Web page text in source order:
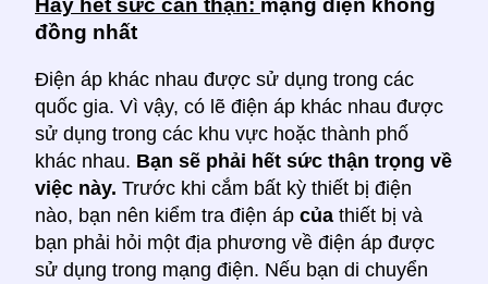
Hãy hết sức cẩn thận: mạng điện không
đồng nhất
Điện áp khác nhau được sử dụng trong các
quốc gia. Vì vậy, có lẽ điện áp khác nhau được
sử dụng trong các khu vực hoặc thành phố
khác nhau. Bạn sẽ phải hết sức thận trọng về
việc này. Trước khi cắm bất kỳ thiết bị điện
nào, bạn nên kiểm tra điện áp của thiết bị và
bạn phải hỏi một địa phương về điện áp được
sử dụng trong mạng điện. Nếu bạn di chuyển